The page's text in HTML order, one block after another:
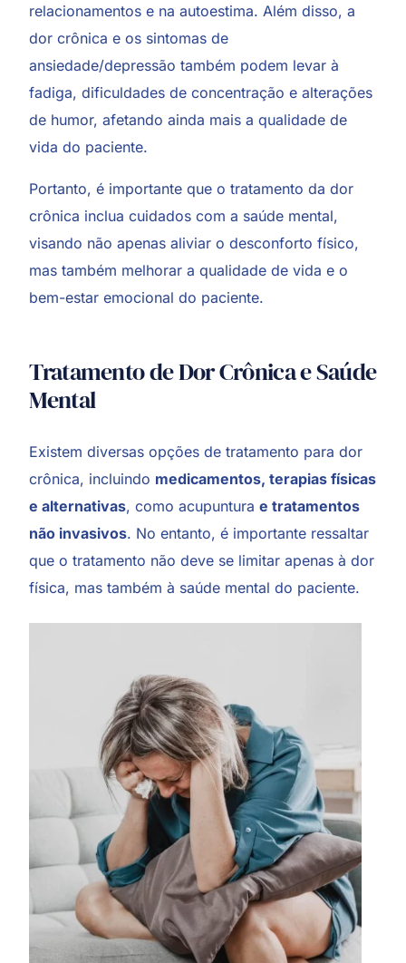
relacionamentos e na autoestima. Além disso, a
dor crônica e os sintomas de
ansiedade/depressão também podem levar à
fadiga, dificuldades de concentração e alterações
de humor, afetando ainda mais a qualidade de
vida do paciente.
Portanto, é importante que o tratamento da dor
crônica inclua cuidados com a saúde mental,
visando não apenas aliviar o desconforto físico,
mas também melhorar a qualidade de vida e o
bem-estar emocional do paciente.
Tratamento de Dor Crônica e Saúde
Mental
Existem diversas opções de tratamento para dor
crônica, incluindo medicamentos, terapias físicas
e alternativas, como acupunturae tratamentos
não invasivos. No entanto, é importante ressaltar
que o tratamento não deve se limitar apenas à dor
física, mas também à saúde mental do paciente.